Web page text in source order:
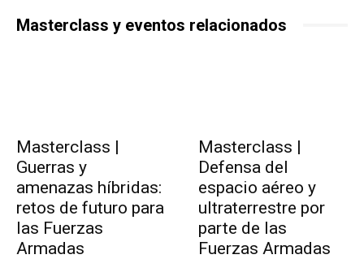
Masterclass y eventos relacionados
Masterclass |
Guerras y
amenazas híbridas:
retos de futuro para
las Fuerzas
Armadas
Masterclass |
Defensa del
espacio aéreo y
ultraterrestre por
parte de las
Fuerzas Armadas